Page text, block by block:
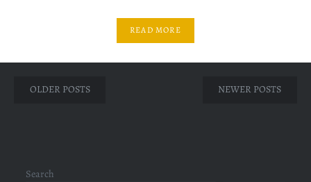
READ MORE
Posts
OLDER POSTS NEWER POSTS
Search